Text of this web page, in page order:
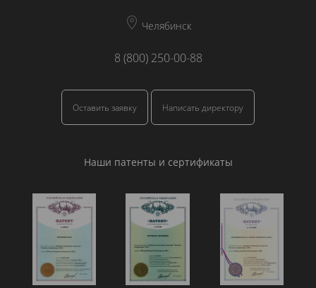
Челябинск
8 (800) 250-00-88
Оставить заявку Написать директору
Наши патенты и сертификаты